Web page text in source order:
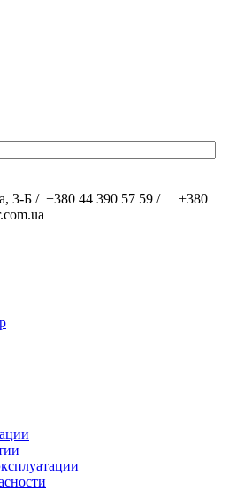
3-Б / +380 44 390 57 59 /
+380